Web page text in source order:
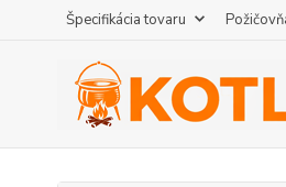
Špecifikácia tovaru